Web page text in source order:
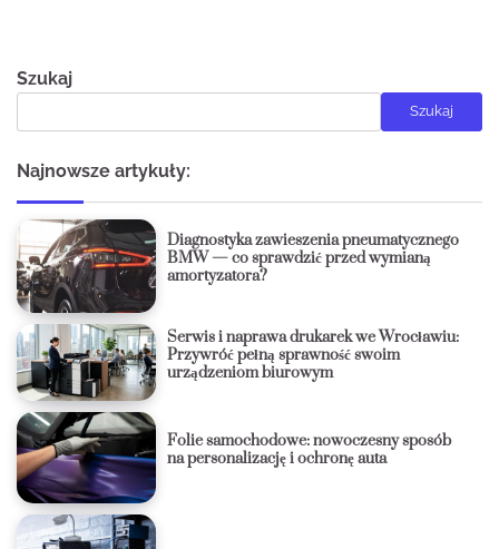
Szukaj
Szukaj
Najnowsze artykuły:
Diagnostyka zawieszenia pneumatycznego
BMW — co sprawdzić przed wymianą
amortyzatora?
Serwis i naprawa drukarek we Wrocławiu:
Przywróć pełną sprawność swoim
urządzeniom biurowym
Folie samochodowe: nowoczesny sposób
na personalizację i ochronę auta